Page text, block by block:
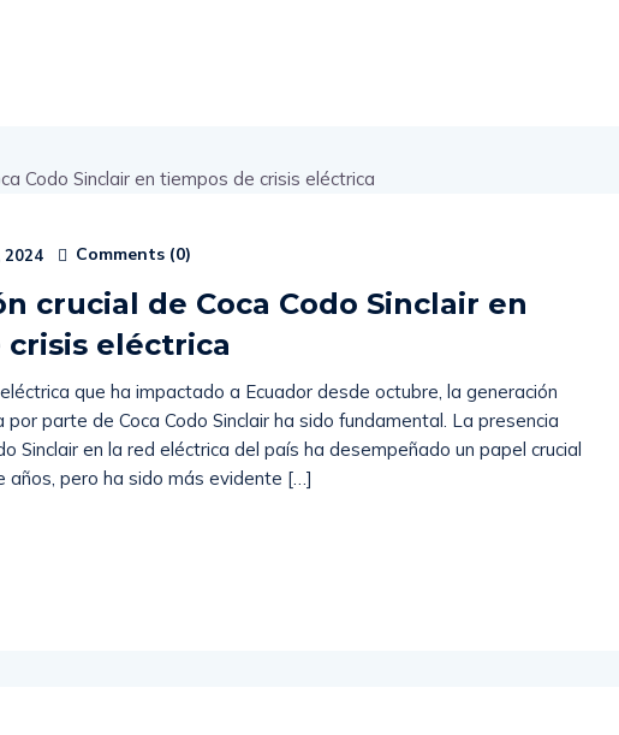
2024 Comments (0)
crucial de Coca Codo Sinclair en
eléctrica
que ha impactado a Ecuador desde octubre, la generación
parte de Coca Codo Sinclair ha sido fundamental. La presencia
Sinclair en la red eléctrica del país ha desempeñado un papel crucial
años, pero ha sido más evidente […]